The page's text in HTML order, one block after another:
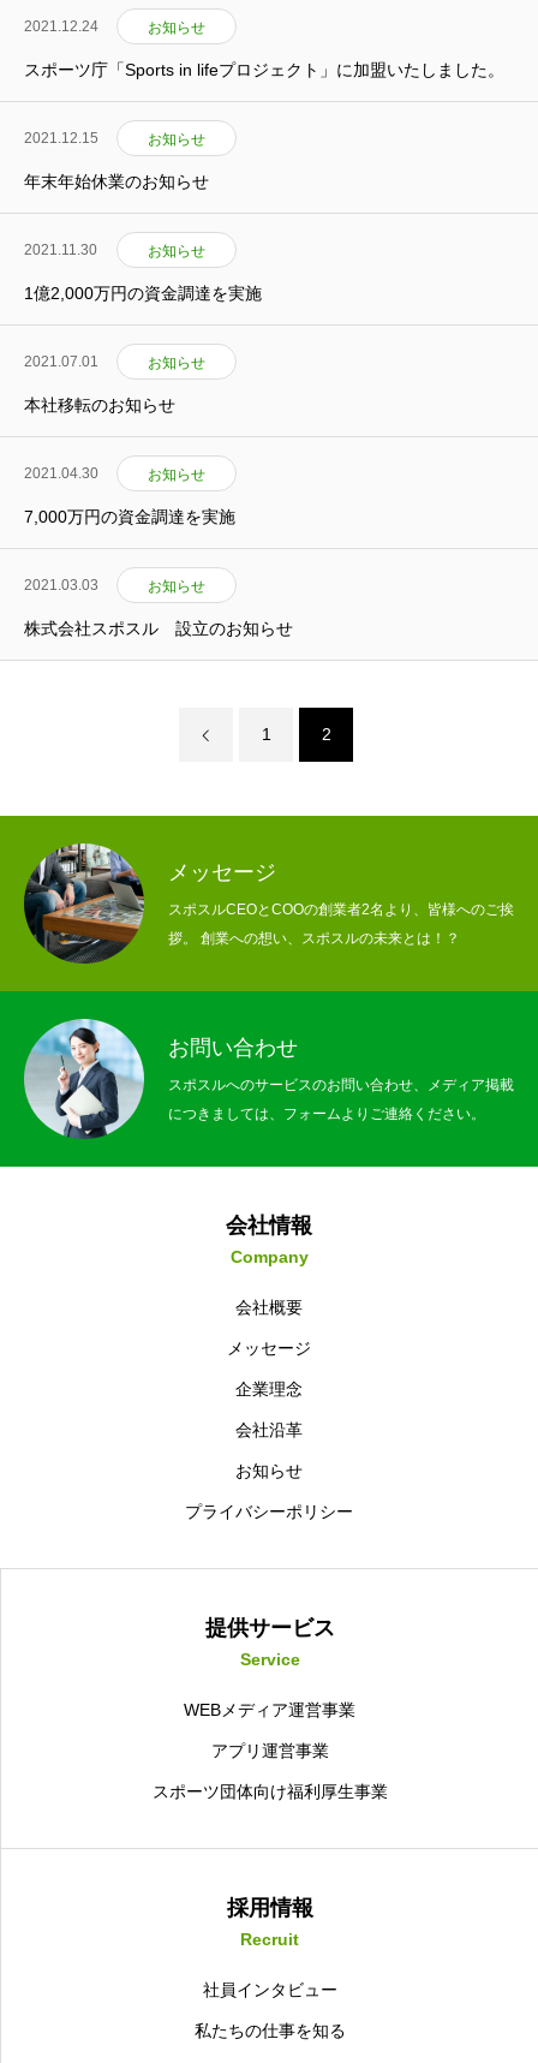
会社情報 Company
提供サービス
採用情報 Recruit
お問い合わせ
2021.12.24 お知らせ
スポーツ庁「Sports in lifeプロジェクト」に加盟いたしました。
2021.12.15 お知らせ
年末年始休業のお知らせ
2021.11.30 お知らせ
1億2,000万円の資金調達を実施
2021.07.01 お知らせ
本社移転のお知らせ
2021.04.30 お知らせ
7,000万円の資金調達を実施
2021.03.03 お知らせ
株式会社スポスル 設立のお知らせ
1 2
メッセージ
スポスルCEOとCOOの創業者2名より、皆様へのご挨
拶。 創業への想い、スポスルの未来とは！？
お問い合わせ
スポスルへのサービスのお問い合わせ、メディア掲載
につきましては、フォームよりご連絡ください。
会社情報
Company
会社概要
メッセージ
企業理念
会社沿革
お知らせ
プライバシーポリシー
提供サービス
Service
WEBメディア運営事業
アプリ運営事業
スポーツ団体向け福利厚生事業
採用情報
Recruit
社員インタビュー
私たちの仕事を知る